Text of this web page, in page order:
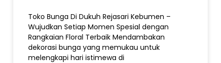
Toko Bunga Di Dukuh Rejasari Kebumen –
Wujudkan Setiap Momen Spesial dengan
Rangkaian Floral Terbaik Mendambakan
dekorasi bunga yang memukau untuk
melengkapi hari istimewa di